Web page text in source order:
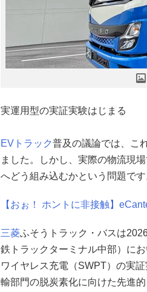
実運用型の実証実験はじまる
EV トラック普及の議論では、こ
ました。しかし、実際の物流現
へどう組み込むかという問題です
【おぉ！ ホントに非接触】
三菱ふそうトラック・バスは
鉄トラックターミナル中部）に
ワイヤレス充電（SWPT）の実
輸部門の脱炭素化に向けた先進